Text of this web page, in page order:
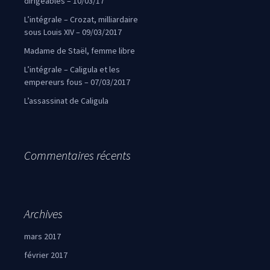
L’intégrale – Crozat, milliardaire
sous Louis XIV – 09/03/2017
Madame de Staël, femme libre
L’intégrale – Caligula et les
empereurs fous – 07/03/2017
L’assassinat de Caligula
Commentaires récents
Archives
mars 2017
février 2017